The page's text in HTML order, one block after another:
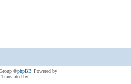
Powered by
phpBB
® Forum Software © phpBB Group
Translated by